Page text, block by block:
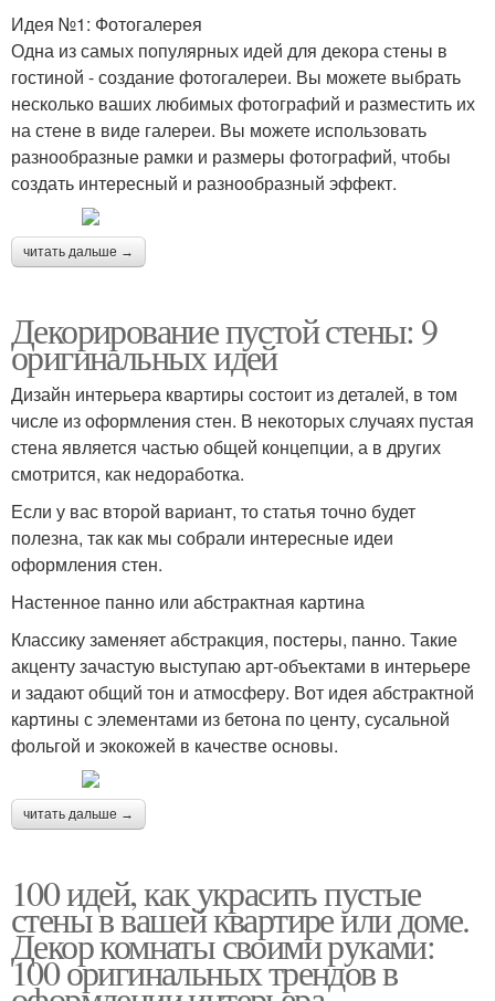
Идея №1: Фотогалерея
Одна из самых популярных идей для декора стены в
гостиной - создание фотогалереи. Вы можете выбрать
несколько ваших любимых фотографий и разместить их
на стене в виде галереи. Вы можете использовать
разнообразные рамки и размеры фотографий, чтобы
создать интересный и разнообразный эффект.
читать дальше →
Декорирование пустой стены: 9
оригинальных идей
Дизайн интерьера квартиры состоит из деталей, в том
числе из оформления стен. В некоторых случаях пустая
стена является частью общей концепции, а в других
смотрится, как недоработка.
Если у вас второй вариант, то статья точно будет
полезна, так как мы собрали интересные идеи
оформления стен.
Настенное панно или абстрактная картина
Классику заменяет абстракция, постеры, панно. Такие
акценту зачастую выступаю арт-объектами в интерьере
и задают общий тон и атмосферу. Вот идея абстрактной
картины с элементами из бетона по центу, сусальной
фольгой и экокожей в качестве основы.
читать дальше →
100 идей, как украсить пустые
стены в вашей квартире или доме.
Декор комнаты своими руками:
100 оригинальных трендов в